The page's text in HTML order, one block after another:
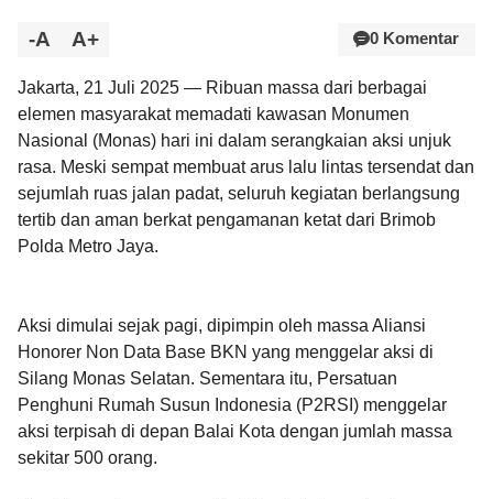
-A A+ 0 Komentar
Jakarta, 21 Juli 2025 — Ribuan massa dari berbagai
elemen masyarakat memadati kawasan Monumen
Nasional (Monas) hari ini dalam serangkaian aksi unjuk
rasa. Meski sempat membuat arus lalu lintas tersendat dan
sejumlah ruas jalan padat, seluruh kegiatan berlangsung
tertib dan aman berkat pengamanan ketat dari Brimob
Polda Metro Jaya.
Aksi dimulai sejak pagi, dipimpin oleh massa Aliansi
Honorer Non Data Base BKN yang menggelar aksi di
Silang Monas Selatan. Sementara itu, Persatuan
Penghuni Rumah Susun Indonesia (P2RSI) menggelar
aksi terpisah di depan Balai Kota dengan jumlah massa
sekitar 500 orang.